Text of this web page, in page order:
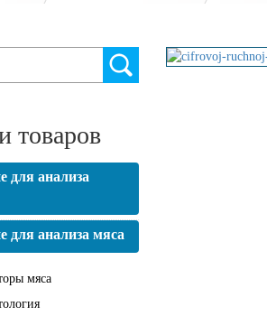
товаров
для анализа
для анализа мяса
мяса